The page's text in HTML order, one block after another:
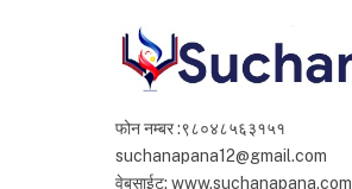
फोन नम्बर :९८०४८५६३१५१
suchanapana12@gmail.com
वेबसाईट: www.suchanapana.com